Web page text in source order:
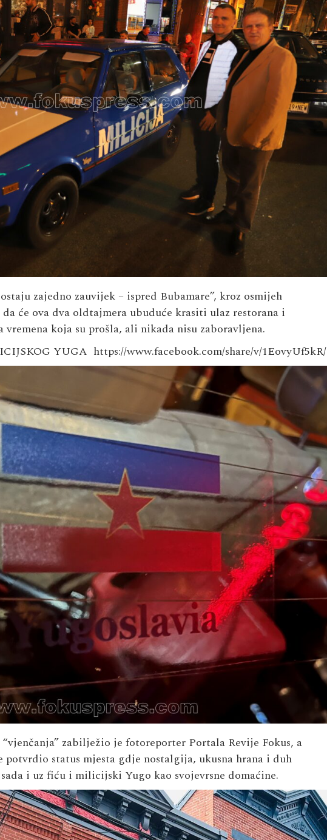
zajedno zauvijek – ispred Bubamare”, kroz osmijeh
će ova dva oldtajmera ubuduće krasiti ulaz restorana i
vremena koja su prošla, ali nikada nisu zaboravljena.
YUGA https://www.facebook.com/share/v/1EovyUf5kR/
zabilježio je fotoreporter Portala Revije Fokus, a
potvrdio status mjesta gdje nostalgija, ukusna hrana i duh
i uz fiću i milicijski Yugo kao svojevrsne domaćine.